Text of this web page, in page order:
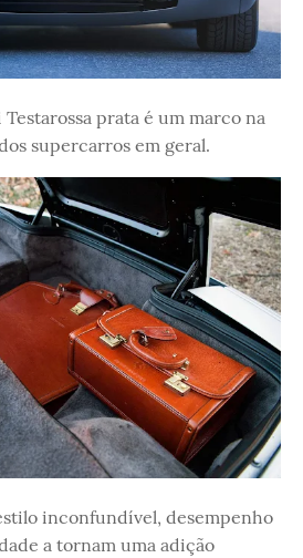
prata é um marco na
supercarros em geral.
inconfundível, desempenho
a tornam uma adição